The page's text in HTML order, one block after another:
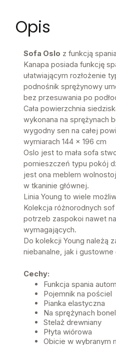
Opis
Sofa Oslo z funkcją
Kanapa posiada funkcję
ułatwiającym rozłożenie
podnośnik sprężynowy
bez przesuwania po
Cała powierzchnia
wykonana na sprężynach
wygodny sen na całej
wymiarach 144 x 196 cm
Oslo jest to mała sofa
pomieszczeń typu pokój
jest ona meblem
w tkaninie głównej.
Linia Young to wiele
Kolekcja różnorodnych
potrzeb zaspokoi nawet
wymagających.
Do kolekcji Young należą
niebanalne, jak i
Cechy:
Funkcja spania
Pojemnik na pościel
Pianka elastyczna
Na sprężynach
Stelaż drewniany
Płyta wiórowa
Obicie w wybranym